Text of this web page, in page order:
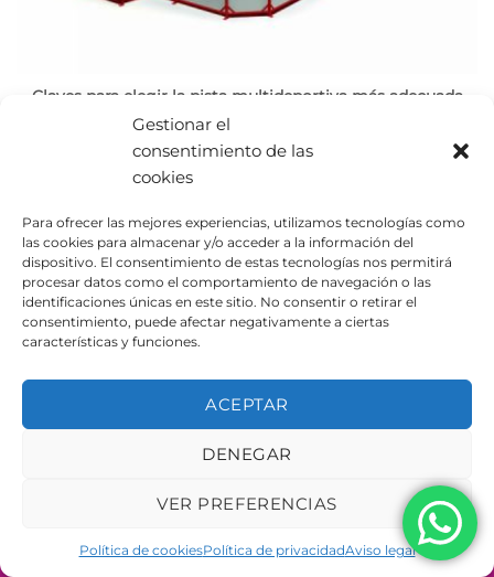
Gestionar el
consentimiento de las
cookies
Para ofrecer las mejores experiencias, utilizamos tecnologías como
las cookies para almacenar y/o acceder a la información del
dispositivo. El consentimiento de estas tecnologías nos permitirá
procesar datos como el comportamiento de navegación o las
identificaciones únicas en este sitio. No consentir o retirar el
consentimiento, puede afectar negativamente a ciertas
características y funciones.
ACEPTAR
DENEGAR
VER PREFERENCIAS
Política de cookiesPolítica de privacidadAviso legal
Claves para elegir la pista multideportiva más adecuada
Seguro que has visto más de una ubicada en un parque,
en instalaciones deportivas, en [...]
AVISO LEGAL
POLÍTICA DE PRIVACIDAD
POLÍTICA DE COOKIES
46290 Alcàsser, Valencia – ESPAÑA - B98943723